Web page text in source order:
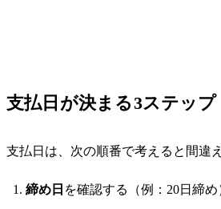
支払日が決まる3ステップ
支払日は、次の順番で考えると間違
締め日 を確認する（例：20日締め